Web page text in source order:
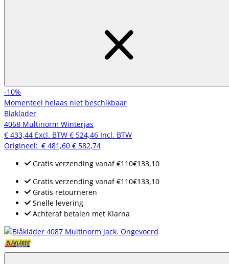
-10%
Momenteel helaas niet beschikbaar
Blaklader
4068 Multinorm Winterjas
€ 433,44 Excl. BTW € 524,46 Incl. BTW
Origineel: € 481,60 € 582,74
Gratis verzending vanaf€110€133,10
Gratis verzending vanaf€110€133,10
Gratis retourneren
Snelle levering
Achteraf betalen met Klarna